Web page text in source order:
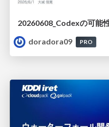
doradora09
PRO